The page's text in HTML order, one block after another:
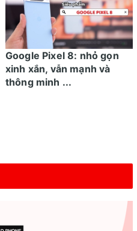
Google Pixel 8: nhỏ gọn
xinh xắn, vẫn mạnh và
thông minh ...